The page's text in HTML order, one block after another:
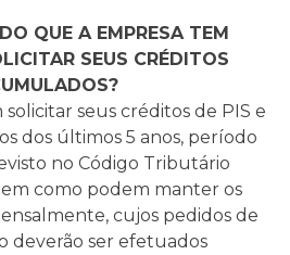
QUE A EMPRESA TEM
SEUS CRÉDITOS
seus créditos de PIS e
dos últimos 5 anos, período
no Código Tributário
como podem manter os
cujos pedidos de
deverão ser efetuados